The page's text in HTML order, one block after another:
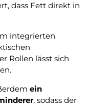
dass Fett direkt in
integrierten
Rollen lässt sich
ein
, sodass der